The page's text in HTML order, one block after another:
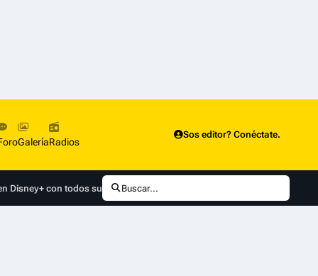
GaleríaRadios
Sos editor? Conéctate.
Disney+ con todos sus episodios
Buscar...